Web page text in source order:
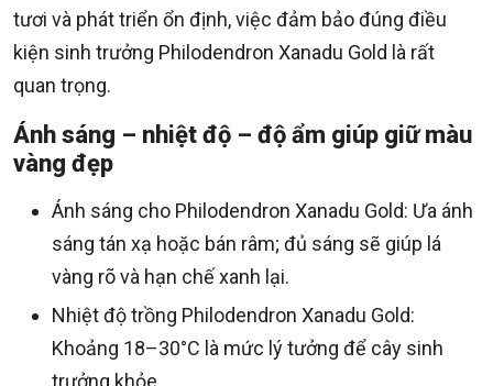
tươi và phát triển ổn định, việc đảm bảo đúng điều
kiện sinh trưởng Philodendron Xanadu Gold là rất
quan trọng.
Ánh sáng – nhiệt độ – độ ẩm giúp giữ màu
vàng đẹp
Ánh sáng cho Philodendron Xanadu Gold: Ưa ánh
sáng tán xạ hoặc bán râm; đủ sáng sẽ giúp lá
vàng rõ và hạn chế xanh lại.
Nhiệt độ trồng Philodendron Xanadu Gold:
Khoảng 18–30°C là mức lý tưởng để cây sinh